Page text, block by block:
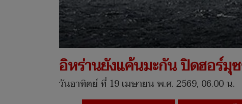
อิหร่านยังแค้นมะกัน ปิดฮอร์มุซ
วันอาทิตย์ ที่ 19 เมษายน พ.ศ. 2569, 06.00 น.